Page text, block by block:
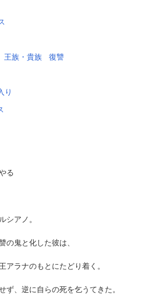
王族・貴族 復讐
り
る
アノ。
鬼と化した彼は、
ラナのもとにたどり着く。
、逆に自らの死を乞うてきた。